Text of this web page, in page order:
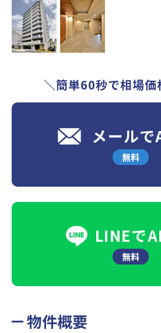
＼簡単60秒で相場価
メールで
無料
LINEで
無料
物件概要